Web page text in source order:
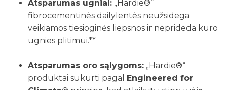
Atsparumas ugniai: „Hardie®“
fibrocementinės dailylentės neužsidega
veikiamos tiesioginės liepsnos ir neprideda kuro
ugnies plitimui.**
Atsparumas oro sąlygoms: „Hardie®“
produktai sukurti pagal Engineered for